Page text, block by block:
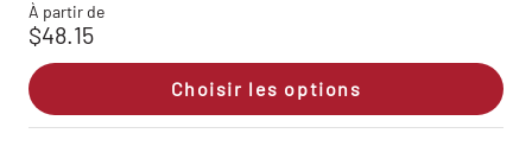
À partir de
$48.15
Choisir les options